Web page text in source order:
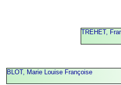
BLOT, Marie Louise Françoise
TREHET,